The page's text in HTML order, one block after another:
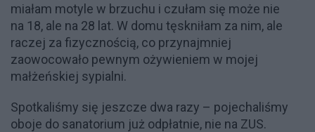
miałam motyle w brzuchu i czułam się może nie
na 18, ale na 28 lat. W domu tęskniłam za nim, ale
raczej za fizycznością, co przynajmniej
zaowocowało pewnym ożywieniem w mojej
małżeńskiej sypialni.
Spotkaliśmy się jeszcze dwa razy – pojechaliśmy
oboje do sanatorium już odpłatnie, nie na ZUS.